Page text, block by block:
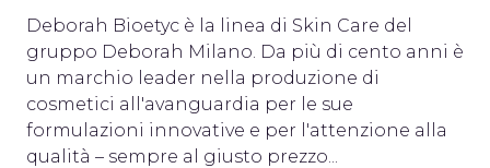
Deborah Bioetyc è la linea di Skin Care del
gruppo Deborah Milano. Da più di cento anni è
un marchio leader nella produzione di
cosmetici all'avanguardia per le sue
formulazioni innovative e per l'attenzione alla
qualità – sempre al giusto prezzo...